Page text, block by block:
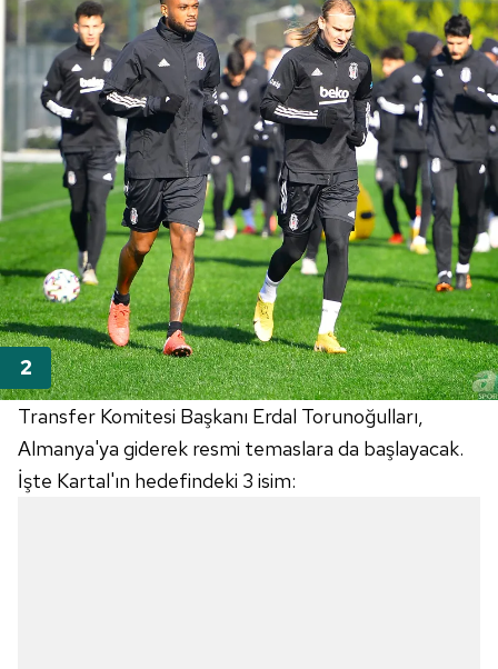
Transfer Komitesi Başkanı Erdal Torunoğulları,
Almanya'ya giderek resmi temaslara da başlayacak.
İşte Kartal'ın hedefindeki 3 isim: